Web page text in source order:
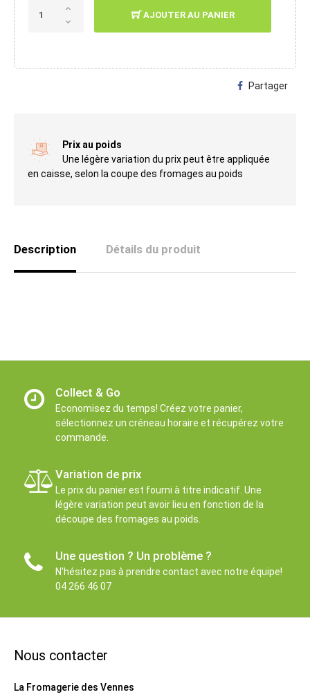
AJOUTER AU PANIER
Partager
Prix au poids
Une légère variation du prix peut être appliquée
en caisse, selon la coupe des fromages au poids
Description Détails du produit
Collect & Go
Economisez du temps! Créez votre panier,
sélectionnez un créneau horaire et récupérez votre
commande.
Variation de prix
Le prix du panier est fourni à titre indicatif. Une
légère variation peut avoir lieu en fonction de la
découpe des fromages au poids.
Une question ? Un problème ?
N'hésitez pas à prendre contact avec notre équipe!
04 266 46 07
Nous contacter
La Fromagerie des Vennes